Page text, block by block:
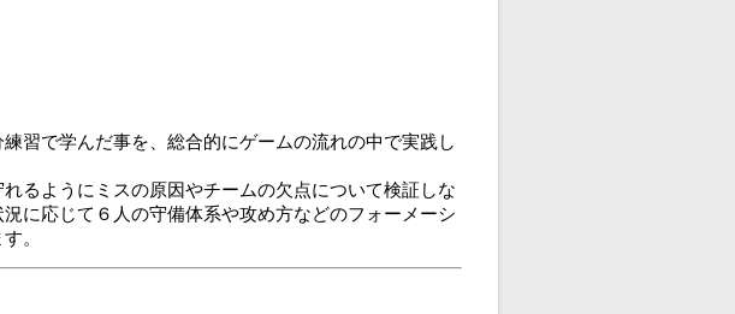
習で学んだ事を、総合的にゲームの流れの中で実践し
るようにミスの原因やチームの欠点について検証しな
に応じて６人の守備体系や攻め方などのフォーメーシ
。